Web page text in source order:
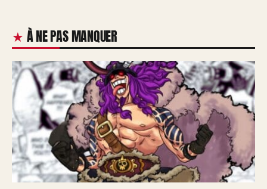
À NE PAS MANQUER